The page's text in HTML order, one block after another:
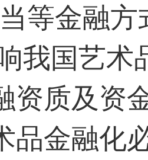
等金融
我国艺
资质及资
品金融化